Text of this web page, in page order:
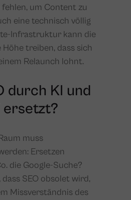
um Content zu
eine technisch völlig
Infrastruktur kann die
Höhe treiben, dass sich
Relaunch lohnt.
durch KI und
ersetzt?
muss
Ersetzen
die Google-Suche?
dass SEO obsolet wird,
Missverständnis des